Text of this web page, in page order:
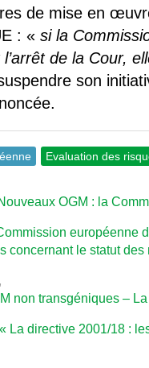
de mise en
: «si la
de la Cour,
son
Evaluation des
OGM : la
européenne
concernant le statut
,
non transgéniques –
« La directive 2001/18 :